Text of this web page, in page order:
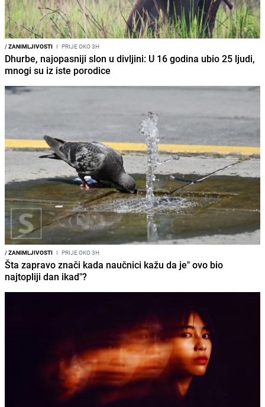
/ZANIMLJIVOSTI I PRIJE OKO 3H
Dhurbe, najopasniji slon u divljini: U 16 godina ubio 25 ljudi,
mnogi su iz iste porodice
/ZANIMLJIVOSTI I PRIJE OKO 3H
Šta zapravo znači kada naučnici kažu da je" ovo bio
najtopliji dan ikad"?